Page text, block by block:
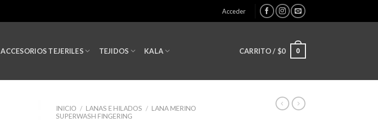
Acceder
ACCESORIOS TEJERILES TEJIDOS KALA CARRITO / $0 0
INICIO / LANAS E HILADOS / LANA MERINO
SUPERWASH FINGERING